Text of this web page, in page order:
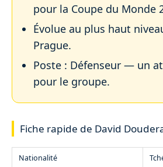
pour la Coupe du Monde
Évolue au plus haut
Prague.
Poste : Défenseur — un
pour le groupe.
Fiche rapide de David
Nationalité